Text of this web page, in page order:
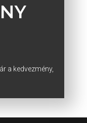
a kedvezmény,